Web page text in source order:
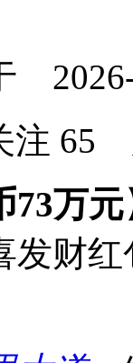
65
73万元
发财红